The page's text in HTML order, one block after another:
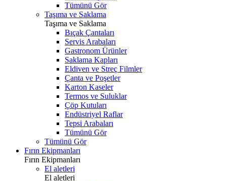
Tümünü Gör
Taşıma ve Saklama
Taşıma ve Saklama
Bıçak Çantaları
Servis Arabaları
Gastronom Ürünler
Saklama Kapları
Eldiven ve Streç Filmler
Çanta ve Poşetler
Karton Kaseler
Termos ve Suluklar
Çöp Kutuları
Endüstriyel Raflar
Tepsi Arabaları
Tümünü Gör
Tümünü Gör
Fırın Ekipmanları
Fırın Ekipmanları
El aletleri
El aletleri